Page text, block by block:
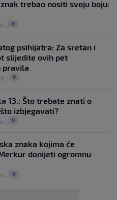
trebao nositi svoju boju:
0
psihijatra: Za sretan i
slijedite ovih pet
pravila
0
13.: Što trebate znati o
izbjegavati?
0
znaka kojima će
donijeti ogromnu
0